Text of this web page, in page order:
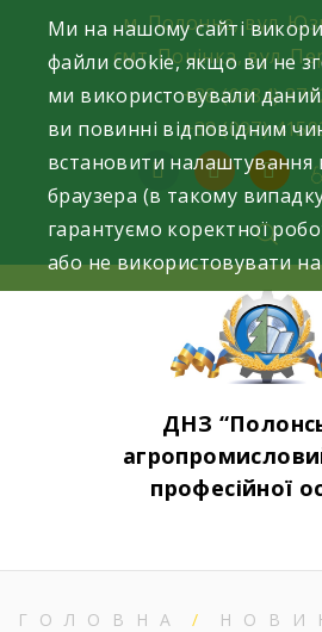
content
м. Полонне, вул.
смт. Понінка, вул.
+38 (0384)
+38 (097)
facebookinstagram
ДНЗ
професійної
ГОЛОВНА
Ми на нашому сайті
файли cookie, якщо ви не
ми використовували
ви повинні відповідним
встановити налаштування
браузера (в такому
гарантуємо коректної
або не використовувати